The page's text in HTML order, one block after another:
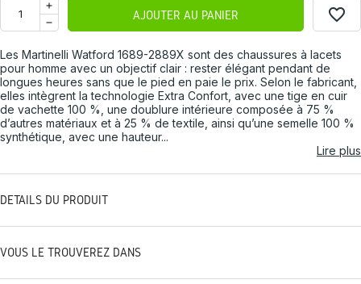
AJOUTER AU PANIER favorite_border
Les Martinelli Watford 1689-2889X sont des chaussures à lacets
pour homme avec un objectif clair : rester élégant pendant de
longues heures sans que le pied en paie le prix. Selon le fabricant,
elles intègrent la technologie Extra Confort, avec une tige en cuir
de vachette 100 %, une doublure intérieure composée à 75 %
d’autres matériaux et à 25 % de textile, ainsi qu’une semelle 100 %
synthétique, avec une hauteur...
Lire plus
DÉTAILS DU PRODUIT
VOUS LE TROUVEREZ DANS